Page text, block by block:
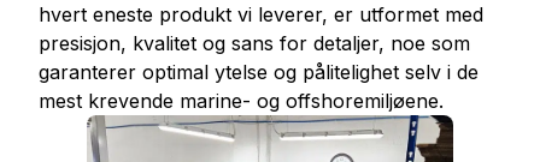
hvert eneste produkt vi leverer, er utformet med
presisjon, kvalitet og sans for detaljer, noe som
garanterer optimal ytelse og pålitelighet selv i de
mest krevende marine- og offshoremiljøene.